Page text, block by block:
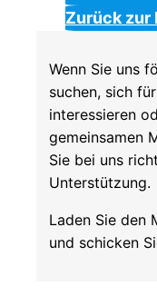
Zurück zur
Wenn Sie uns
suchen, sich
interessieren
gemeinsamen
Sie bei uns
Unterstützung.
Laden Sie den
und schicken